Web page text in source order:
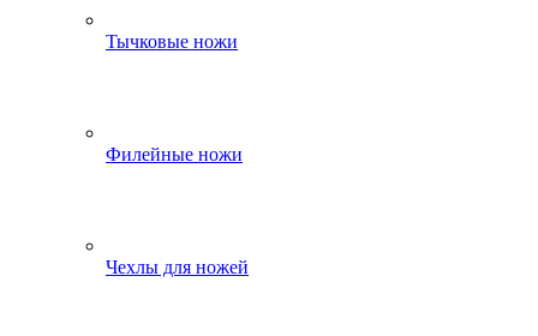
Тычковые ножи
Филейные ножи
Чехлы для ножей